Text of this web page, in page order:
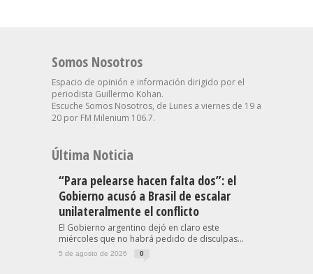
Somos Nosotros
Espacio de opinión e información dirigido por el
periodista Guillermo Kohan.
Escuche Somos Nosotros, de Lunes a viernes de 19 a
20 por FM Milenium 106.7.
Última Noticia
“Para pelearse hacen falta dos”: el
Gobierno acusó a Brasil de escalar
unilateralmente el conflicto
El Gobierno argentino dejó en claro este
miércoles que no habrá pedido de disculpas...
5 de agosto de 2026 0